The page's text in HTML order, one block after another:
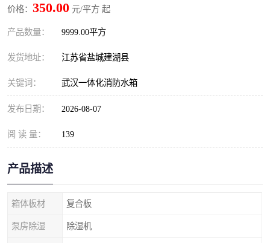
价格： 350.00 元/平方 起
产品数量： 9999.00平方
发货地址： 江苏省盐城建湖县
关键词： 武汉一体化消防水箱
发布日期： 2026-08-07
阅 读 量： 139
产品描述
箱体板材 复合板
泵房除湿 除湿机